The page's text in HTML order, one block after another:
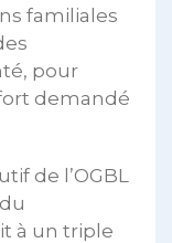
familiales
pour
demandé
de l’OGBL
à un triple